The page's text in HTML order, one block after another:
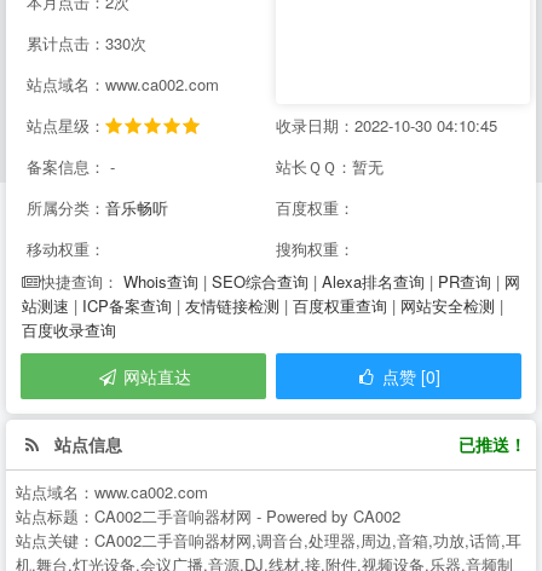
累计点击：330次
站点域名：www.ca002.com
站点星级：
收录日期：2022-10-30 04:10:45
备案信息： -
站长ＱＱ：暂无
所属分类： 音乐畅听
百度权重：
移动权重：
搜狗权重：
快捷查询： Whois查询 | SEO综合查询 | Alexa排名查询 | PR查询 | 网
站测速 | ICP备案查询 | 友情链接检测 | 百度权重查询 | 网站安全检测 |
百度收录查询
网站直达 点赞 [0]
站点信息 已推送！
站点域名： www.ca002.com
站点标题： CA002二手音响器材网 - Powered by CA002
站点关键： CA002二手音响器材网,调音台,处理器,周边,音箱,功放,话筒,耳
机,舞台,灯光设备,会议广播,音源,DJ,线材,接,附件,视频设备,乐器,音频制